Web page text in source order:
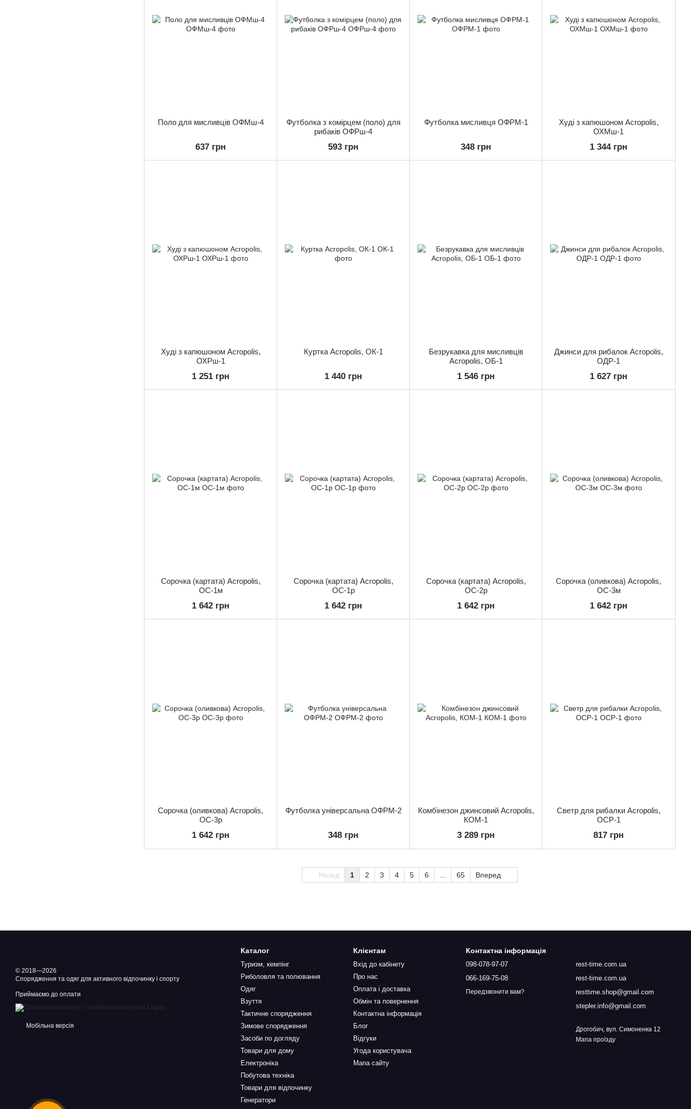
Поло для мисливців ОФМш-4
637 грн
Футболка з комірцем (поло) для
рибаків ОФРш-4
593 грн
Футболка мисливця ОФРМ-1
348 грн
Худі з капюшоном Acropolis,
ОХМш-1
1 344 грн
Худі з капюшоном Acropolis,
ОХРш-1
1 251 грн
Куртка Acropolis, ОК-1
1 440 грн
Безрукавка для мисливців
Acropolis, ОБ-1
1 546 грн
Джинси для рибалок Acropolis,
ОДР-1
1 627 грн
Сорочка (картата) Acropolis,
ОС-1м
1 642 грн
Сорочка (картата) Acropolis,
ОС-1р
1 642 грн
Сорочка (картата) Acropolis,
ОС-2р
1 642 грн
Сорочка (оливкова) Acropolis,
ОС-3м
1 642 грн
Сорочка (оливкова) Acropolis,
ОС-3р
1 642 грн
Футболка універсальна ОФРМ-2
348 грн
Комбінезон джинсовий Acropolis,
КОМ-1
3 289 грн
Светр для рибалки Acropolis,
ОСР-1
817 грн
Назад 1 2 3 4 5 6 ... 65 Вперед
© 2018—2026
Спорядження та одяг для активного відпочинку і спорту
Приймаємо до оплати
Мобільна версія
Каталог
Туризм, кемпінг
Риболовля та полювання
Одяг
Взуття
Тактичне спорядження
Зимове спорядження
Засоби по догляду
Товари для дому
Електроніка
Побутова техніка
Товари для відпочинку
Генератори
Клієнтам
Вхід до кабінету
Про нас
Оплата і доставка
Обмін та повернення
Контактна інформація
Блог
Відгуки
Угода користувача
Мапа сайту
Контактна інформація
098-078-97-07
066-169-75-08
Передзвонити вам?
rest-time.com.ua
rest-time.com.ua
resttime.shop@gmail.com
stepler.info@gmail.com
Дрогобич, вул. Симоненка 12
Мапа проїзду